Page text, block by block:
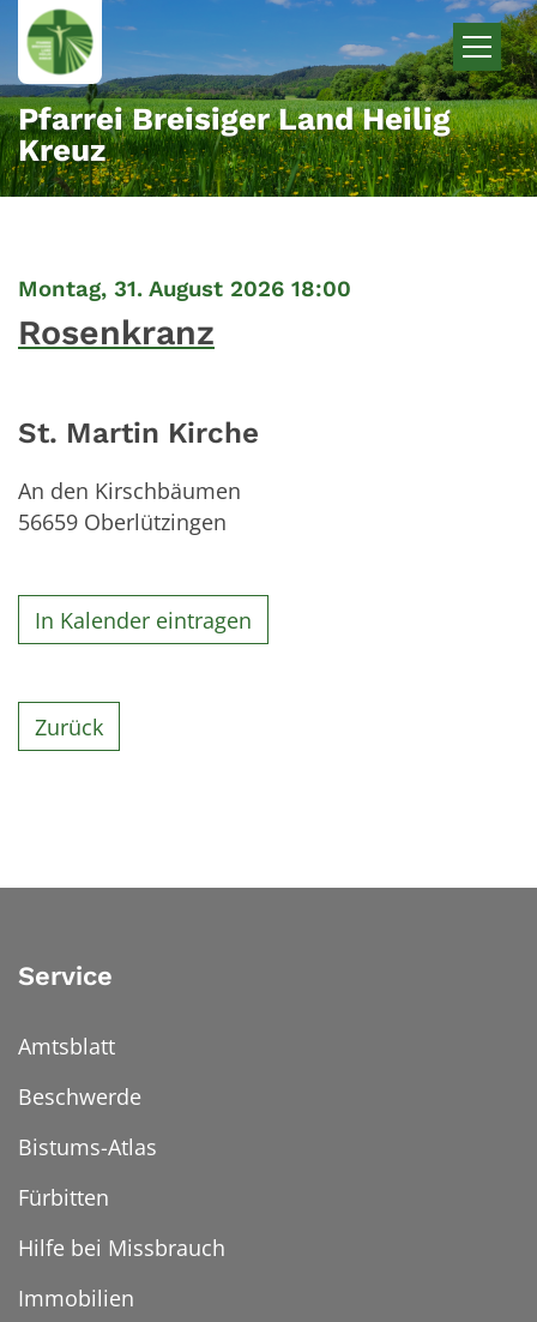
Zum Inhalt springen
Pfarrei Breisiger Land Heilig
Kreuz
Montag, 31. August 2026 18:00
Rosenkranz
St. Martin Kirche
An den Kirschbäumen
56659 Oberlützingen
In Kalender eintragen
Zurück
Service
Amtsblatt
Beschwerde
Bistums-Atlas
Fürbitten
Hilfe bei Missbrauch
Immobilien